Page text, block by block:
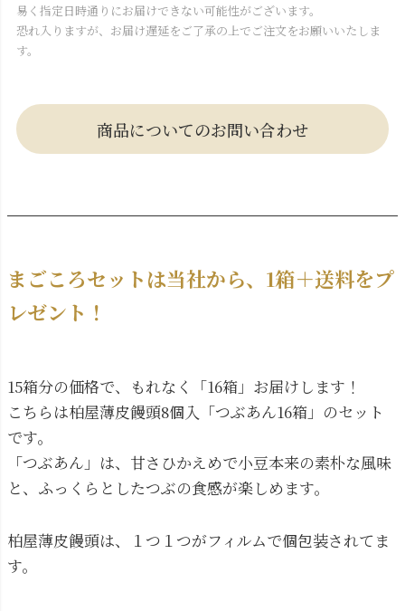
易く指定日時通りにお届けできない可能性がございます。
恐れ入りますが、お届け遅延をご了承の上でご注文をお願いいたしま
す。
商品についてのお問い合わせ
まごころセットは当社から、1箱＋送料をプ
レゼント！
15箱分の価格で、もれなく「16箱」お届けします！
こちらは柏屋薄皮饅頭8個入「つぶあん16箱」のセット
です。
「つぶあん」は、甘さひかえめで小豆本来の素朴な風味
と、ふっくらとしたつぶの食感が楽しめます。
柏屋薄皮饅頭は、１つ１つがフィルムで個包装されてま
す。